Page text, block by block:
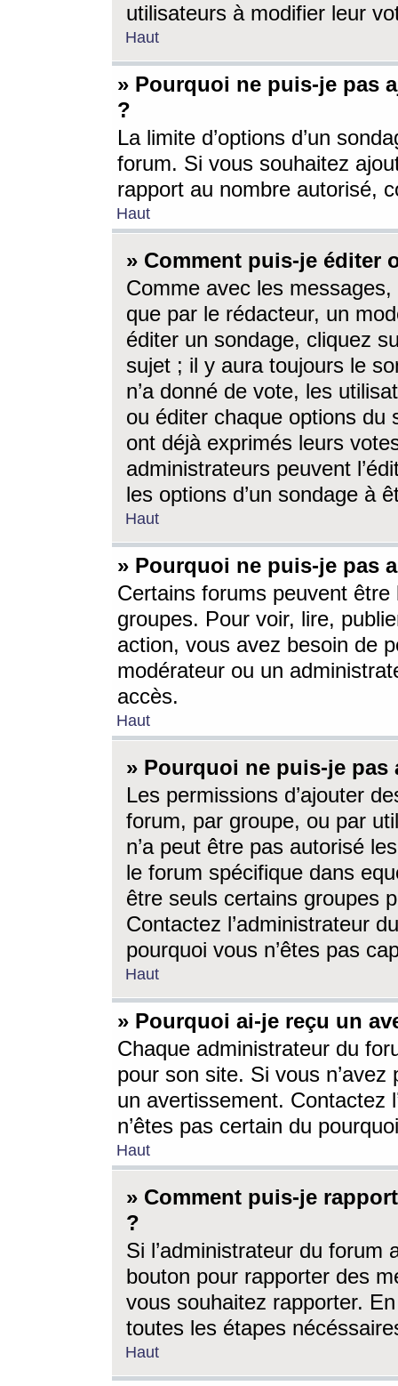
utilisateurs à modifier leur
Haut
» Pourquoi ne puis-je pas
?
La limite d’options d’un
forum. Si vous souhaitez
rapport au nombre autorisé,
Haut
» Comment puis-je éditer
Comme avec les
que par le rédacteur, un
éditer un sondage, cliquez
sujet ; il y aura toujours le
n’a donné de vote, les
ou éditer chaque options du
ont déjà exprimés leurs
administrateurs peuvent
les options d’un sondage à
Haut
» Pourquoi ne puis-je pas
Certains forums peuvent être
groupes. Pour voir, lire,
action, vous avez besoin de
modérateur ou un
accès.
Haut
» Pourquoi ne puis-je
Les permissions d’ajouter
forum, par groupe, ou par
n’a peut être pas autorisé
le forum spécifique dans
être seuls certains groupes
Contactez l’administrateur
pourquoi vous n’êtes pas
Haut
» Pourquoi ai-je reçu un
Chaque administrateur du
pour son site. Si vous
un avertissement. Contactez
n’êtes pas certain du
Haut
» Comment puis-je
?
Si l’administrateur du forum
bouton pour rapporter des
vous souhaitez rapporter.
toutes les étapes
Haut